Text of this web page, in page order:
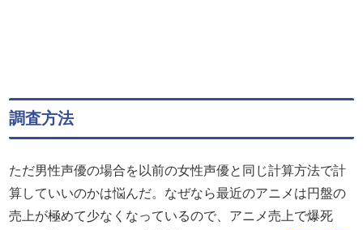
調査方法
ただ男性声優の場合を以前の女性声優と同じ計算方法で計
算していいのかは悩んだ。なぜなら最近のアニメは円盤の
売上が極めて少なくなっているので、アニメ売上で爆死